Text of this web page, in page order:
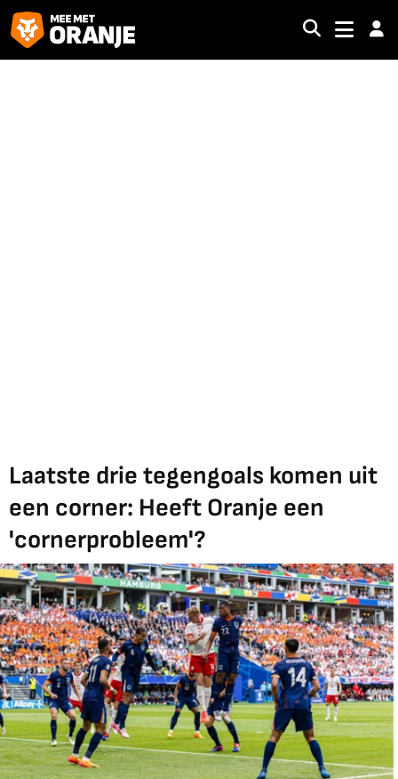
Laatste drie tegengoals komen uit
een corner: Heeft Oranje een
'cornerprobleem'?